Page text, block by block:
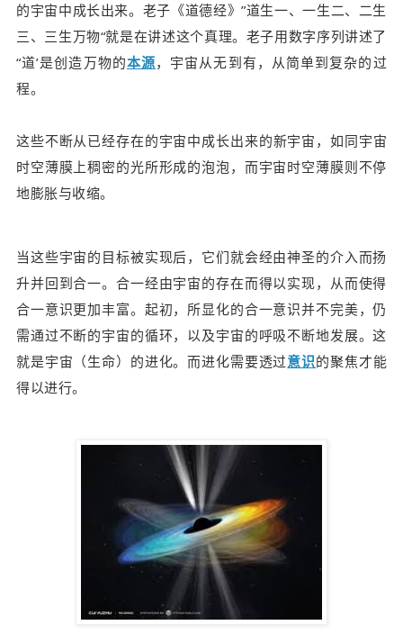
的宇宙中成长出来。老子《道德经》”道生一、一生二、二生
三、三生万物“就是在讲述这个真理。老子用数字序列讲述了
“道’是创造万物的本源，宇宙从无到有，从简单到复杂的过
程。
这些不断从已经存在的宇宙中成长出来的新宇宙，如同宇宙
时空薄膜上稠密的光所形成的泡泡，而宇宙时空薄膜则不停
地膨胀与收缩。
当这些宇宙的目标被实现后，它们就会经由神圣的介入而扬
升并回到合一。合一经由宇宙的存在而得以实现，从而使得
合一意识更加丰富。起初，所显化的合一意识并不完美，仍
需通过不断的宇宙的循环，以及宇宙的呼吸不断地发展。这
就是宇宙（生命）的进化。而进化需要透过意识的聚焦才能
得以进行。